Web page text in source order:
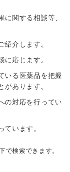
関する相談等、
紹介します。
応じます。
いる医薬品を把握
あります。
の対応を行ってい
います。
で検索できます。